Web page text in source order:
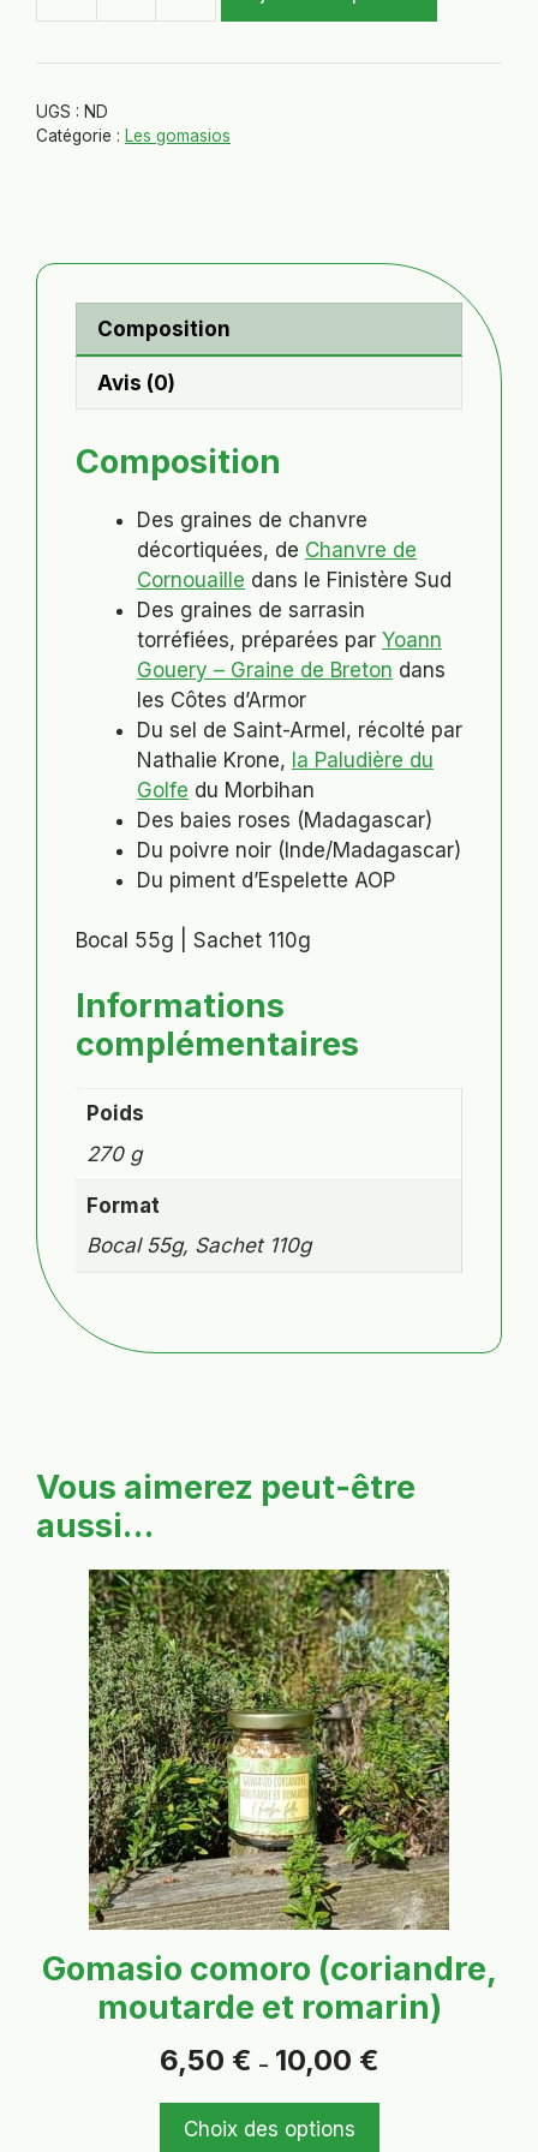
Gomasio
UGS : ND
Catégorie : Les gomasios
Composition
Avis (0)
Composition
Des graines de chanvre
décortiquées, de Chanvre de
Cornouaille dans le Finistère Sud
Des graines de sarrasin
torréfiées, préparées par Yoann
Gouery – Graine de Breton dans
les Côtes d’Armor
Du sel de Saint-Armel, récolté par
Nathalie Krone, la Paludière du
Golfe du Morbihan
Des baies roses (Madagascar)
Du poivre noir (Inde/Madagascar)
Du piment d’Espelette AOP
Bocal 55g | Sachet 110g
Informations
complémentaires
Poids
270 g
Format
Bocal 55g, Sachet 110g
Vous aimerez peut-être
aussi…
Gomasio comoro (coriandre,
moutarde et romarin)
6,50 € – 10,00 €
prix :
Choix des options
produit
plusieurs
variations.
options
peuvent
choisies
du
produit